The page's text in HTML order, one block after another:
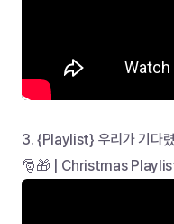
3. {Playlist} 우리가 기다
🎅🎁 | Christmas